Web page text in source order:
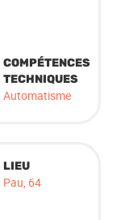
COMPÉTENCES
TECHNIQUES
Automatisme
LIEU
Pau, 64